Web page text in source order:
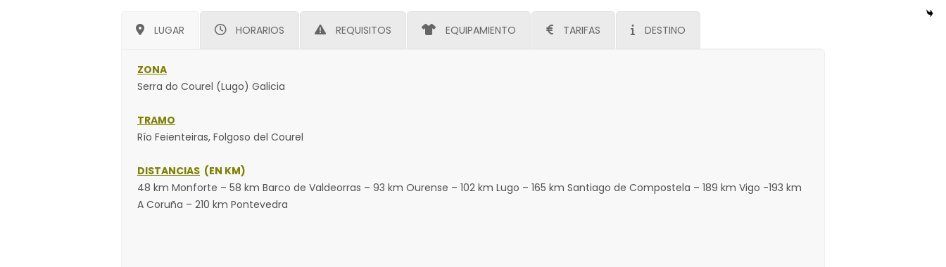
LUGAR HORARIOS REQUISITOS EQUIPAMIENTO TARIFAS DESTINO
ZONA
Serra do Courel (Lugo) Galicia
TRAMO
Río Feienteiras, Folgoso del Courel
DISTANCIAS (EN KM)
48 km Monforte – 58 km Barco de Valdeorras – 93 km Ourense – 102 km Lugo – 165 km Santiago de Compostela – 189 km Vigo -193 km
A Coruña – 210 km Pontevedra